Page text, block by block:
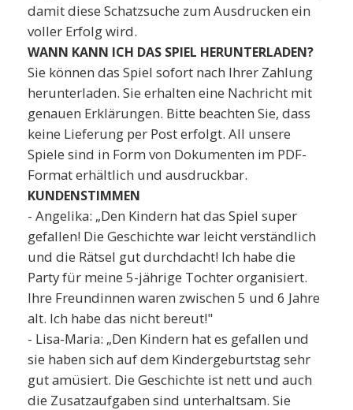
damit diese Schatzsuche zum Ausdrucken ein
voller Erfolg wird.
WANN KANN ICH DAS SPIEL HERUNTERLADEN?
Sie können das Spiel sofort nach Ihrer Zahlung
herunterladen. Sie erhalten eine Nachricht mit
genauen Erklärungen. Bitte beachten Sie, dass
keine Lieferung per Post erfolgt. All unsere
Spiele sind in Form von Dokumenten im PDF-
Format erhältlich und ausdruckbar.
KUNDENSTIMMEN
- Angelika: „Den Kindern hat das Spiel super
gefallen! Die Geschichte war leicht verständlich
und die Rätsel gut durchdacht! Ich habe die
Party für meine 5-jährige Tochter organisiert.
Ihre Freundinnen waren zwischen 5 und 6 Jahre
alt. Ich habe das nicht bereut!"
- Lisa-Maria: „Den Kindern hat es gefallen und
sie haben sich auf dem Kindergeburtstag sehr
gut amüsiert. Die Geschichte ist nett und auch
die Zusatzaufgaben sind unterhaltsam. Sie